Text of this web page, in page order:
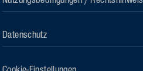
Datenschutz